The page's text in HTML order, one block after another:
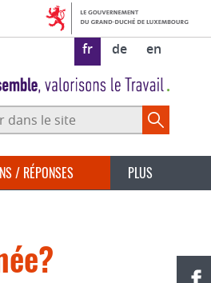
fr de en
/ RÉPONSES PLUS